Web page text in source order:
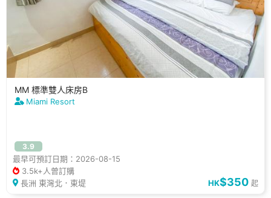
MM 標準雙人床房B
Miami Resort
3.9
最早可預訂日期：2026-08-15
3.5k+人曾訂購
長洲 東灣北．東堤
HK$350 起